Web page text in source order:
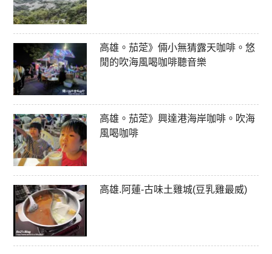
高雄。茄萣》倆小無猜露天咖啡。悠
閒的吹海風喝咖啡聽音樂
高雄。茄萣》興達港海岸咖啡。吹海
風喝咖啡
高雄.阿蓮-古味土雞城(豆乳雞最威)